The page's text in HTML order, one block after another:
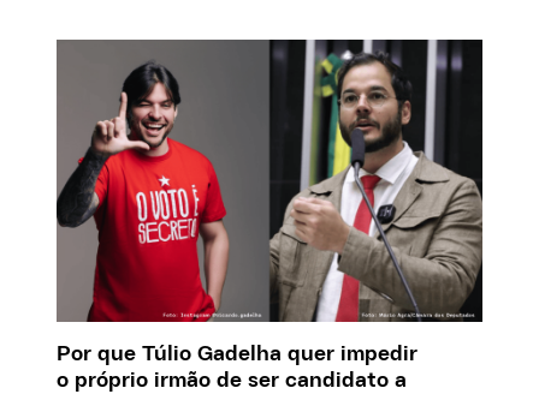
Por que Túlio Gadelha quer impedir
o próprio irmão de ser candidato a